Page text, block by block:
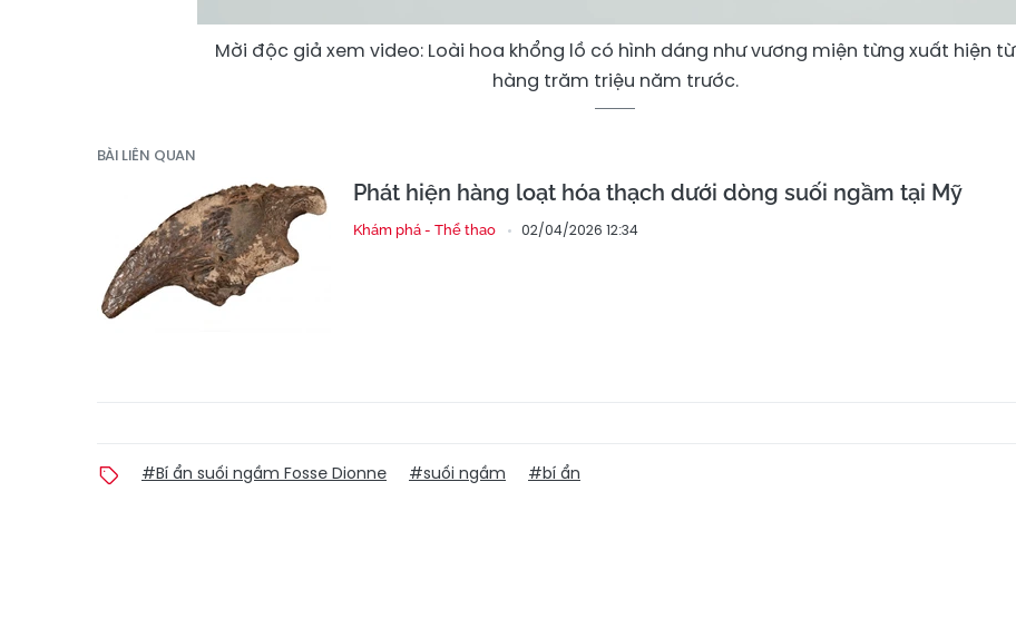
Mời độc giả xem video: Loài hoa khổng lồ có hình dáng như vương miện từng xuất hiện từ
hàng trăm triệu năm trước.
BÀI LIÊN QUAN
Phát hiện hàng loạt hóa thạch dưới dòng suối ngầm tại Mỹ
Khám phá - Thể thao 02/04/2026 12:34
#Bí ẩn suối ngầm Fosse Dionne #suối ngầm #bí ẩn